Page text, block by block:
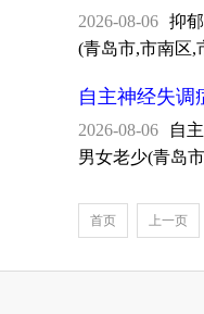
2026-08-06 抑
(青岛市,市南区,
自主神经失调
2026-08-06
自
男女老少(青岛
首页 上一页